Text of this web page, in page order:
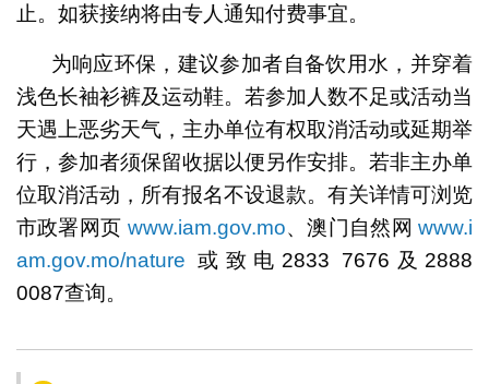
止。如获接纳将由专人通知付费事宜。
为响应环保，建议参加者自备饮用水，并穿着
浅色长袖衫裤及运动鞋。若参加人数不足或活动当
天遇上恶劣天气，主办单位有权取消活动或延期举
行，参加者须保留收据以便另作安排。若非主办单
位取消活动，所有报名不设退款。有关详情可浏览
市政署网页 www.iam.gov.mo、澳门自然网www.i
am.gov.mo/nature 或致电2833 7676及2888
0087查询。